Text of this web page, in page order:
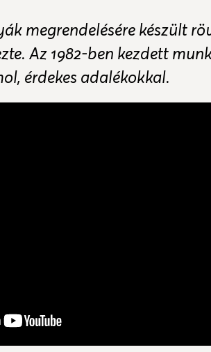
megrendelésére készült
Az 1982-ben kezdett
érdekes adalékokkal.